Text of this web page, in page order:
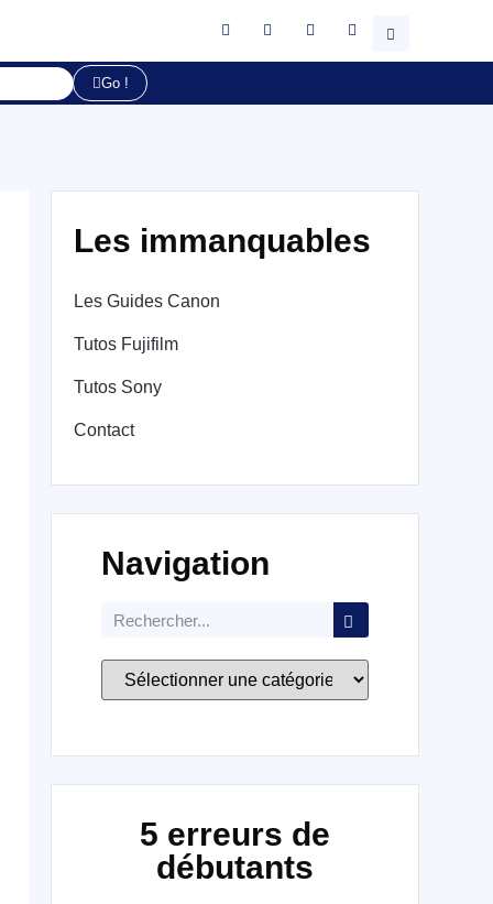
Go !
Les immanquables
Les Guides Canon
Tutos Fujifilm
Tutos Sony
Contact
Navigation
5 erreurs de
débutants